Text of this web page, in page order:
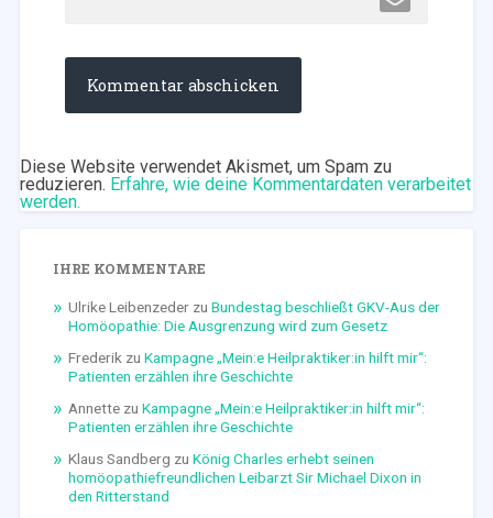
Diese Website verwendet Akismet, um Spam zu
reduzieren. Erfahre, wie deine Kommentardaten verarbeitet
werden.
IHRE KOMMENTARE
Ulrike Leibenzederzu Bundestag beschließt GKV-Aus der
Homöopathie: Die Ausgrenzung wird zum Gesetz
Frederikzu Kampagne „Mein:e Heilpraktiker:in hilft mir“:
Patienten erzählen ihre Geschichte
Annettezu Kampagne „Mein:e Heilpraktiker:in hilft mir“:
Patienten erzählen ihre Geschichte
Klaus Sandberg zu König Charles erhebt seinen
homöopathiefreundlichen Leibarzt Sir Michael Dixon in
den Ritterstand